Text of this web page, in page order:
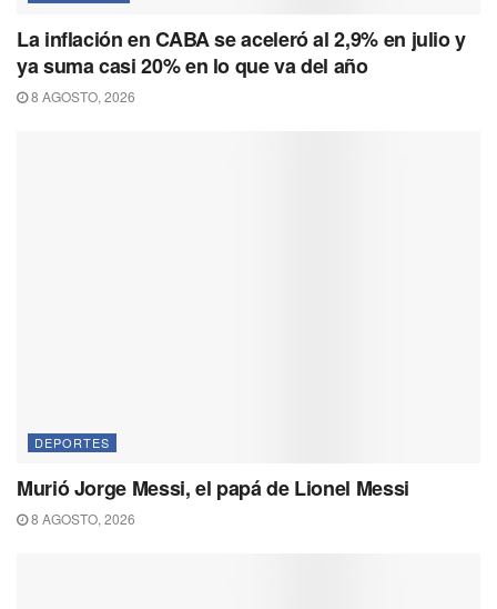
La inflación en CABA se aceleró al 2,9% en julio y
ya suma casi 20% en lo que va del año
8 AGOSTO, 2026
DEPORTES
Murió Jorge Messi, el papá de Lionel Messi
8 AGOSTO, 2026